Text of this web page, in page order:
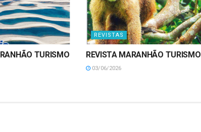
TURISMO
REVISTAS
REVISTA MARANHÃO TURISMO
03/06/2026